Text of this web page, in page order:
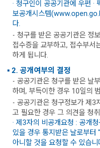
· 청구인이 공공기관에 우편
보공개시스템
다.
- 청구를 받은 공공기관은 정
접수증을 교부하고, 접수부서
하게 됩니다.
2. 공개여부의 결정
- 공공기관은 청구를 받은 날
하며, 부득이한 경우 10일의
- 공공기관은 청구정보가 제3
고 필요한 경우 그 의견을 청
· 제3자의 비공개요청 : 공개
있을 경우 통지받은 날로부터
아니할 것을 요청할 수 있습니